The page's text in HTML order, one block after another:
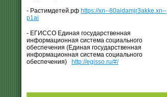
- Растимдетей.рф https://xn--80aidamjr3akke.xn--
p1ai
- ЕГИССО Единая государственная
информационная система социального
обеспечения (Единая государственная
информационная система социального
обеспечения) http://egisso.ru/#/